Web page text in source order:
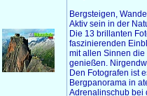
Bergsteigen,
Aktiv sein in der
Die 13 brillanten
faszinierenden
mit allen Sinnen
genießen.
Den Fotografen ist
Bergpanorama in
Adrenalinschub bei